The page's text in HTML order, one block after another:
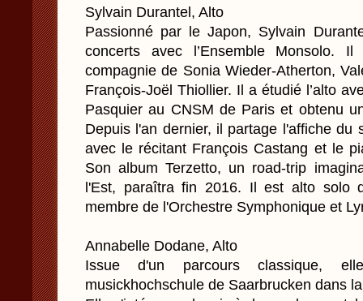
Sylvain Durantel, Alto
Passionné par le Japon, Sylvain
concerts avec l’Ensemble Monsolo.
compagnie de Sonia Wieder-Atherton,
François-Joël Thiollier. Il a étudié l’alto
Pasquier au CNSM de Paris et obtenu
Depuis l'an dernier, il partage l'affiche du
avec le récitant François Castang et le
Son album Terzetto, un road-trip
l'Est, paraîtra fin 2016. Il est alto solo
membre de l'Orchestre Symphonique et
Annabelle Dodane, Alto
Issue d'un parcours classique,
musickhochschule de Saarbrucken dans